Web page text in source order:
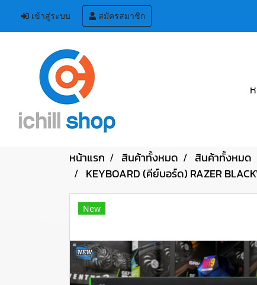
เข้าสู่ระบบ สมัครสมาชิก
หน้าแรก สินค้าทั้งหมด
สินค้าทั้งหมด
KEYBOARD (คีย์บอร์ด) RAZER
New